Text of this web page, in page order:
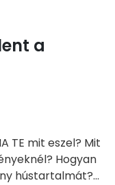
a
TE mit eszel? Mit
Hogyan
hústartalmát?...